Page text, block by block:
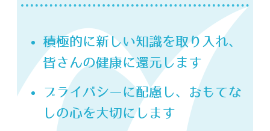
積極的に新しい知識を取り入れ、
皆さんの健康に還元します
プライバシーに配慮し、おもてな
しの心を大切にします